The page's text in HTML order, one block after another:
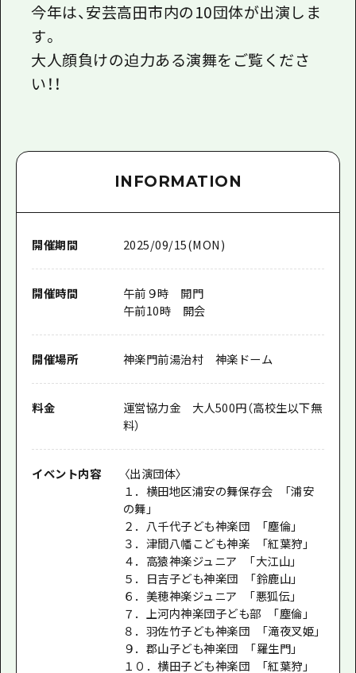
今年は、安芸高田市内の10団体が出演しま
す。
大人顔負けの迫力ある演舞をご覧くださ
い！！
INFORMATION
開催期間 2025/09/15(MON)
開催時間
午前９時 開門
午前10時 開会
開催場所 神楽門前湯治村 神楽ドーム
料金
運営協力金 大人500円（高校生以下無
料）
イベント内容
〈出演団体〉
１．横田地区浦安の舞保存会 「浦安
の舞」
２．八千代子ども神楽団 「塵倫」
３．津間八幡こども神楽 「紅葉狩」
４．高猿神楽ジュニア 「大江山」
５．日吉子ども神楽団 「鈴鹿山」
６．美穂神楽ジュニア 「悪狐伝」
７．上河内神楽団子ども部 「塵倫」
８．羽佐竹子ども神楽団 「滝夜叉姫」
９．郡山子ども神楽団 「羅生門」
１０．横田子ども神楽団 「紅葉狩」